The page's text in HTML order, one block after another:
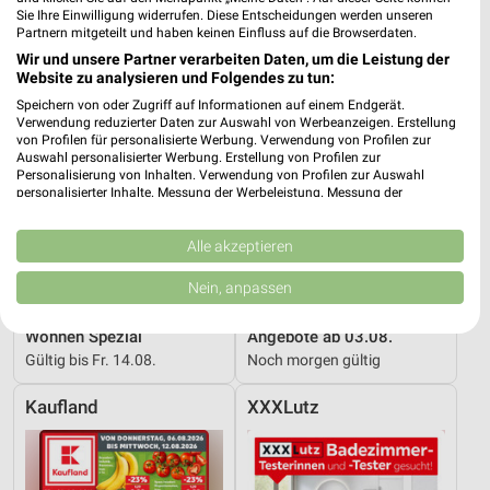
Wohnen Spezial
Gültig bis Fr. 14.08.
Angebote ab 03.08.
Noch morgen gültig
Kaufland XXXLutz
Sie Ihre Einwilligung widerrufen. Diese Entscheidungen werden unseren
Partnern mitgeteilt und haben keinen Einfluss auf die Browserdaten.
Wir und unsere Partner verarbeiten Daten, um die Leistung der
Website zu analysieren und Folgendes zu tun:
Speichern von oder Zugriff auf Informationen auf einem Endgerät.
Verwendung reduzierter Daten zur Auswahl von Werbeanzeigen. Erstellung
von Profilen für personalisierte Werbung. Verwendung von Profilen zur
Auswahl personalisierter Werbung. Erstellung von Profilen zur
Personalisierung von Inhalten. Verwendung von Profilen zur Auswahl
personalisierter Inhalte. Messung der Werbeleistung. Messung der
Kombinationen von Daten aus verschiedenen Quellen. Entwicklung und
Verbesserung der Angebote. Verwendung reduzierter Daten zur Auswahl
von Inhalten.
Daten können außerhalb der Europäischen Union weitergegeben und in die
USA gesendet werden.
Website/App.
Partnerliste anzeigen (1 IAB-Anbieter)
Wir nutzen Ihre Daten für folgende Zwecke:
Speichern von oder Zugriff auf Informationen
auf einem Endgerät
Alle akzeptieren
Nein, anpassen